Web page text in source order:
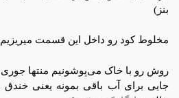
بنز)
مخلوط کود رو داخل این قسمت
روش رو با خاک می‌پوشونیم منتها جوری
جایی برای آب باقی بمونه یعنی خندق